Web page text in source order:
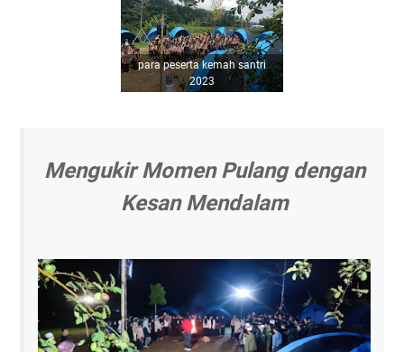
para peserta kemah santri
2023
Mengukir Momen Pulang dengan
Kesan Mendalam